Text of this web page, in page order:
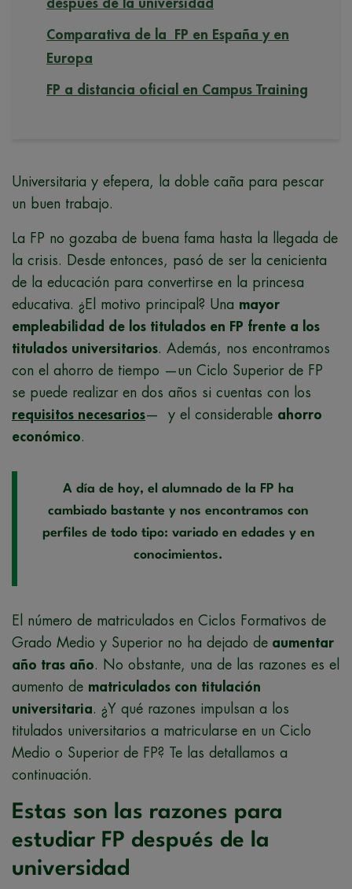
después de la universidad
Comparativa de la FP en España y en
Europa
FP a distancia oficial en Campus Training
Universitaria y efepera, la doble caña para pescar
un buen trabajo.
La FP no gozaba de buena fama hasta la llegada de
la crisis. Desde entonces, pasó de ser la cenicienta
de la educación para convertirse en la princesa
educativa. ¿El motivo principal? Una mayor
empleabilidad de los titulados en FP frente a los
titulados universitarios. Además, nos encontramos
con el ahorro de tiempo —un Ciclo Superior de FP
se puede realizar en dos años si cuentas con los
requisitos necesarios— y el considerable ahorro
económico.
A día de hoy, el alumnado de la FP ha
cambiado bastante y nos encontramos con
perfiles de todo tipo: variado en edades y en
conocimientos.
El número de matriculados en Ciclos Formativos de
Grado Medio y Superior no ha dejado de aumentar
año tras año. No obstante, una de las razones es el
aumento de matriculados con titulación
universitaria. ¿Y qué razones impulsan a los
titulados universitarios a matricularse en un Ciclo
Medio o Superior de FP? Te las detallamos a
continuación.
Estas son las razones para
estudiar FP después de la
universidad